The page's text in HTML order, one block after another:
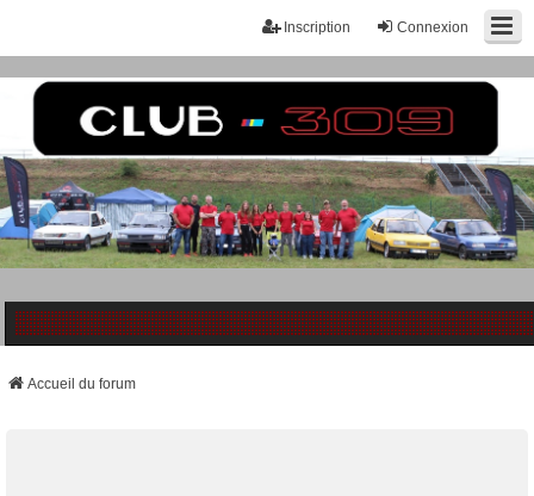
Connexion
Inscription
Accueil du forum